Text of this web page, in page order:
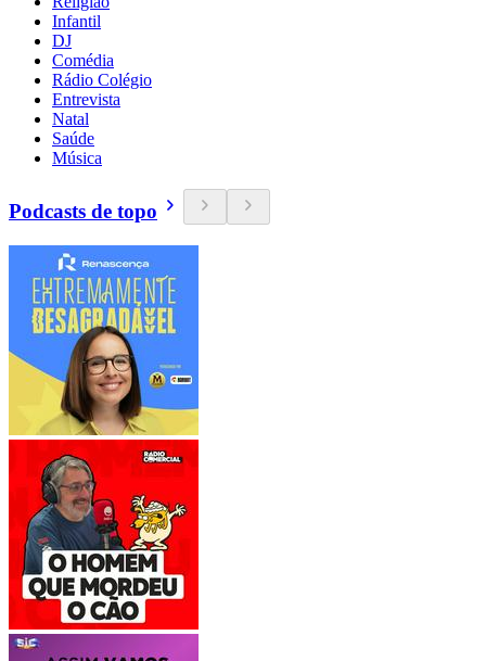
Infantil
DJ
Comédia
Rádio Colégio
Entrevista
Natal
Saúde
Música
Podcasts de topo